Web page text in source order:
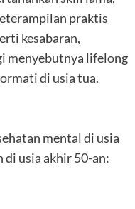
praktis
kesabaran,
menyebutnya lifelong
di usia tua.
mental di usia
di usia akhir 50-an: